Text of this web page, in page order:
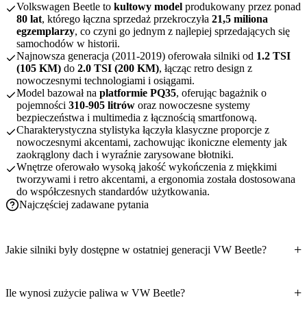
Volkswagen Beetle to kultowy model produkowany przez ponad
80 lat, którego łączna sprzedaż przekroczyła 21,5 miliona
egzemplarzy, co czyni go jednym z najlepiej sprzedających się
samochodów w historii.
Najnowsza generacja (2011-2019) oferowała silniki od 1.2 TSI
(105 KM) do 2.0 TSI (200 KM), łącząc retro design z
nowoczesnymi technologiami i osiągami.
Model bazował na platformie PQ35, oferując bagażnik o
pojemności 310-905 litrów oraz nowoczesne systemy
bezpieczeństwa i multimedia z łącznością smartfonową.
Charakterystyczna stylistyka łączyła klasyczne proporcje z
nowoczesnymi akcentami, zachowując ikoniczne elementy jak
zaokrąglony dach i wyraźnie zarysowane błotniki.
Wnętrze oferowało wysoką jakość wykończenia z miękkimi
tworzywami i retro akcentami, a ergonomia została dostosowana
do współczesnych standardów użytkowania.
Najczęściej zadawane pytania
Jakie silniki były dostępne w ostatniej generacji VW Beetle?
Ile wynosi zużycie paliwa w VW Beetle?